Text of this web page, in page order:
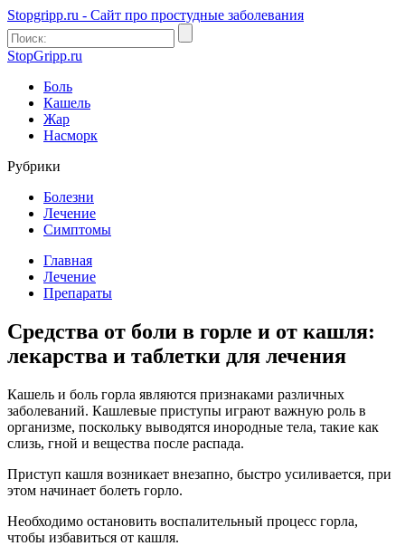
Stopgripp.ru - Cайт про простудные заболевания
StopGripp.ru
Боль
Кашель
Жар
Насморк
Рубрики
Болезни
Лечение
Симптомы
Главная
Лечение
Препараты
Средства от боли в горле и от кашля:
лекарства и таблетки для лечения
Кашель и боль горла являются признаками различных
заболеваний. Кашлевые приступы играют важную роль в
организме, поскольку выводятся инородные тела, такие как
слизь, гной и вещества после распада.
Приступ кашля возникает внезапно, быстро усиливается, при
этом начинает болеть горло.
Необходимо остановить воспалительный процесс горла,
чтобы избавиться от кашля.